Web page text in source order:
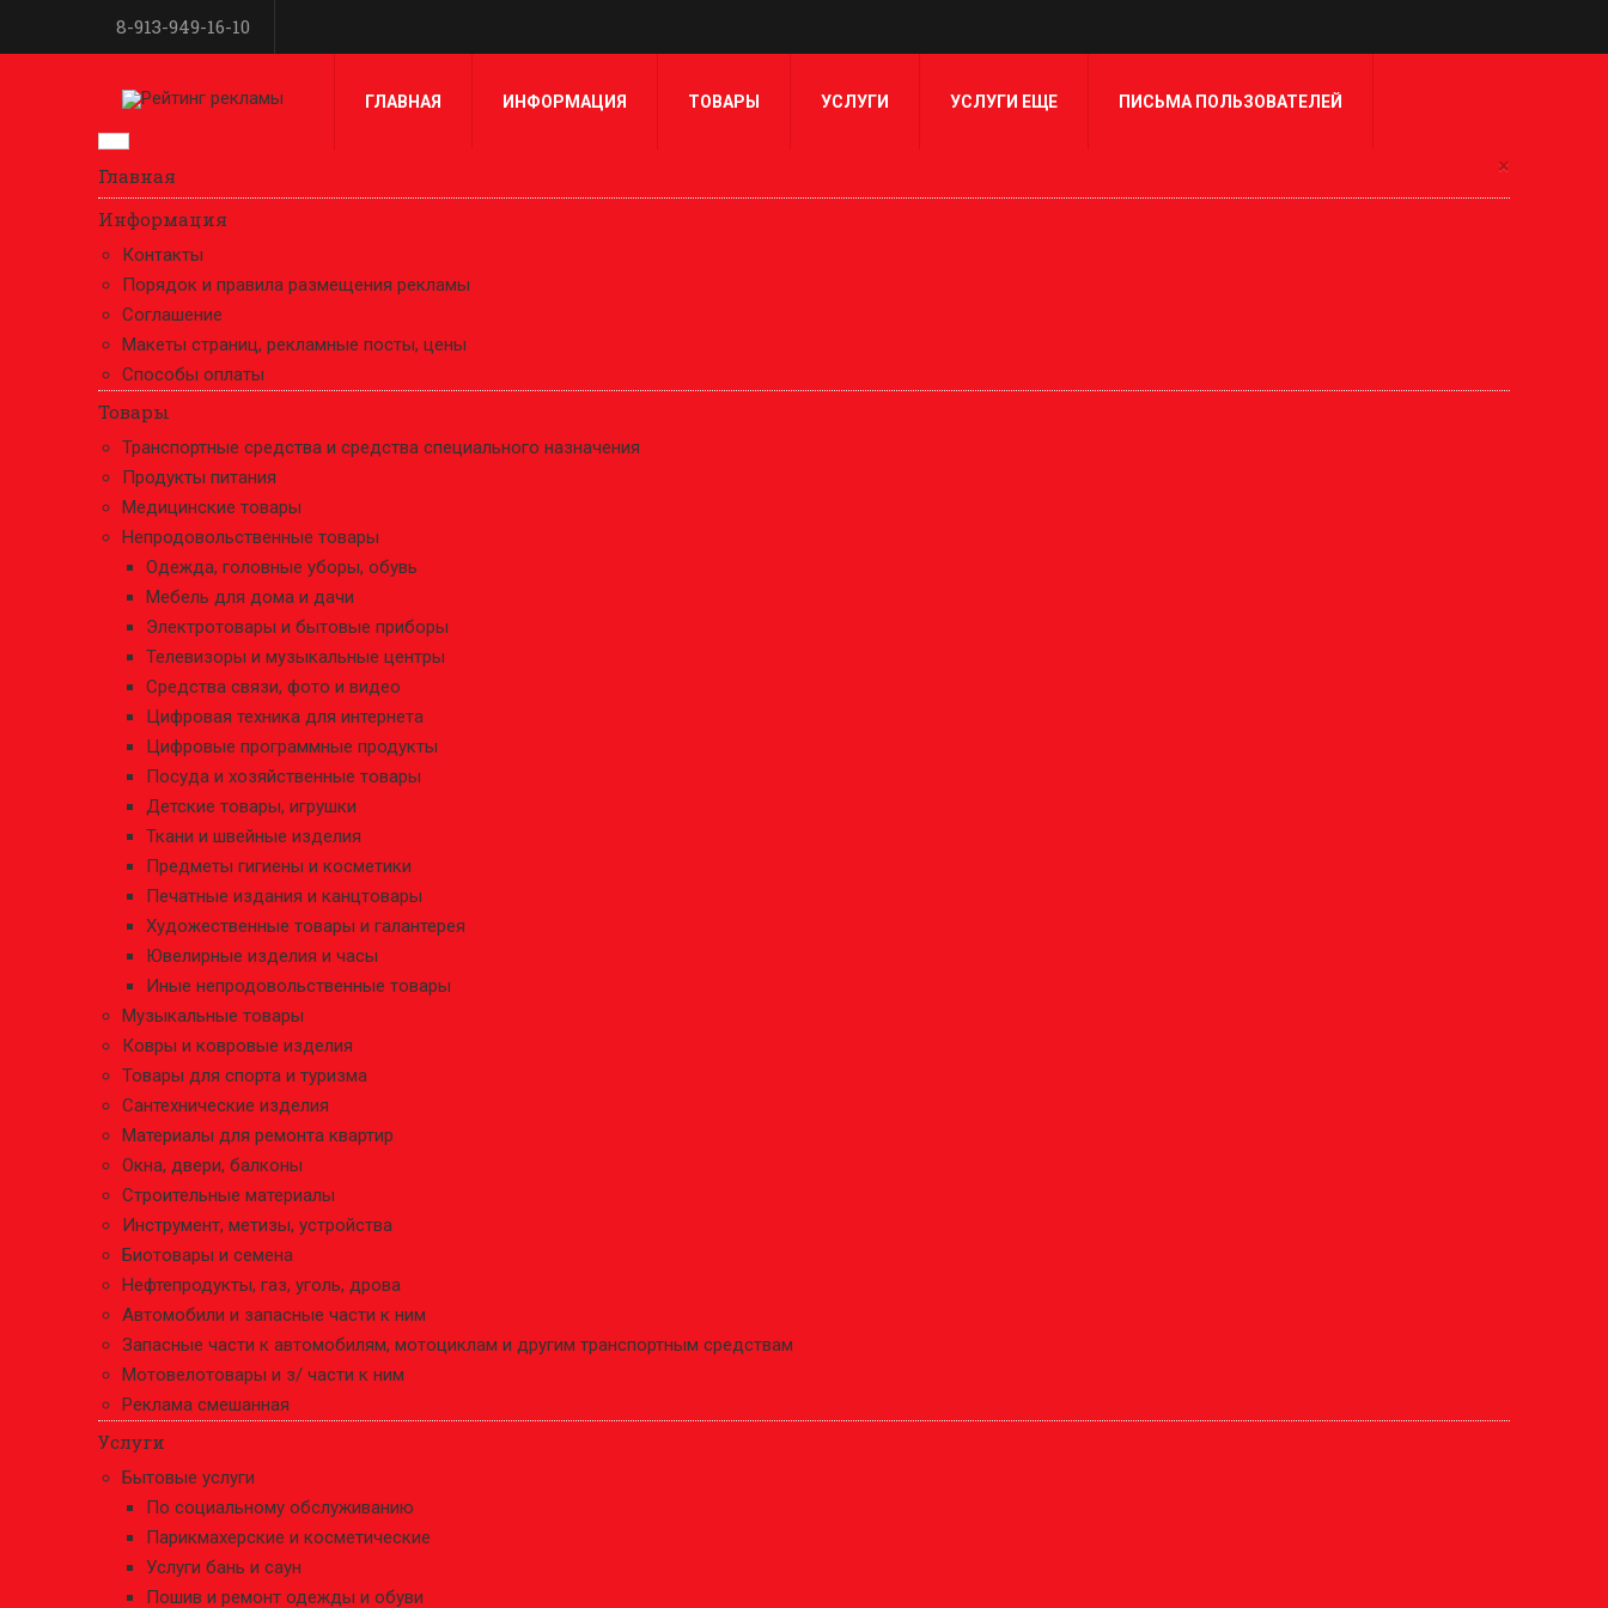
8-913-949-16-10
ГЛАВНАЯ ИНФОРМАЦИЯ ТОВАРЫ УСЛУГИ УСЛУГИ ЕЩЕ ПИСЬМА ПОЛЬЗОВАТЕЛЕЙ
×
Главная
Информация
Контакты
Порядок и правила размещения рекламы
Соглашение
Макеты страниц, рекламные посты, цены
Способы оплаты
Товары
Транспортные средства и средства специального назначения
Продукты питания
Медицинские товары
Непродовольственные товары
Одежда, головные уборы, обувь
Мебель для дома и дачи
Электротовары и бытовые приборы
Телевизоры и музыкальные центры
Средства связи, фото и видео
Цифровая техника для интернета
Цифровые программные продукты
Посуда и хозяйственные товары
Детские товары, игрушки
Ткани и швейные изделия
Предметы гигиены и косметики
Печатные издания и канцтовары
Художественные товары и галантерея
Ювелирные изделия и часы
Иные непродовольственные товары
Музыкальные товары
Ковры и ковровые изделия
Товары для спорта и туризма
Сантехнические изделия
Материалы для ремонта квартир
Окна, двери, балконы
Строительные материалы
Инструмент, метизы, устройства
Биотовары и семена
Нефтепродукты, газ, уголь, дрова
Автомобили и запасные части к ним
Запасные части к автомобилям, мотоциклам и другим транспортным средствам
Мотовелотовары и з/ части к ним
Реклама смешанная
Услуги
Бытовые услуги
По социальному обслуживанию
Парикмахерские и косметические
Услуги бань и саун
Пошив и ремонт одежды и обуви